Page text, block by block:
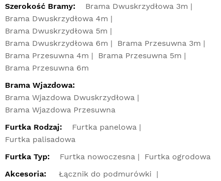
Szerokość Bramy:
Brama Dwuskrzydłowa 3m
Brama Dwuskrzydłowa 4m
Brama Dwuskrzydłowa 5m
Brama Dwuskrzydłowa 6m
Brama Przesuwna 3m
Brama Przesuwna 4m
Brama Przesuwna 5m
Brama Przesuwna 6m
Brama Wjazdowa:
Brama Wjazdowa Dwuskrzydłowa
Brama Wjazdowa Przesuwna
Furtka Rodzaj:
Furtka panelowa
Furtka palisadowa
Furtka Typ:
Furtka nowoczesna
Furtka ogrodowa
Akcesoria:
Łącznik do podmurówki